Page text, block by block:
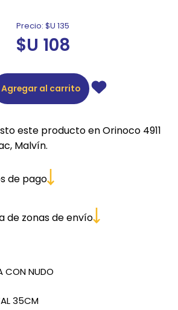
Precio: $U 135
$U 108
Agregar al carrito
este producto en Orinoco 4911
Malvín.
de pago
de zonas de envío
CON NUDO
35CM